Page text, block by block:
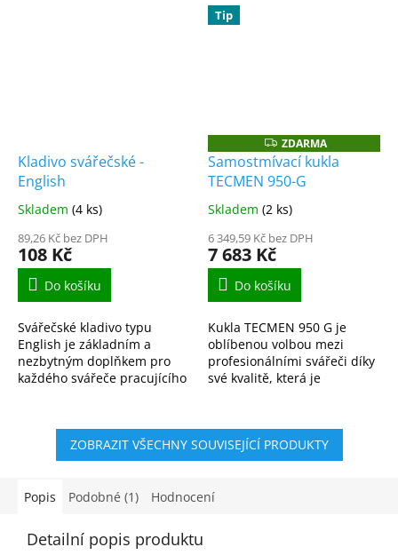
Kladivo svářečské -
English
Skladem (4 ks)
89,26 Kč bez DPH
108 Kč
Do košíku
Svářečské kladivo typu
English je základním a
nezbytným doplňkem pro
každého svářeče pracujícího
navrženo pro rychlé, účinné
Tip
Z
D
A
R
A
ZDARMA
Samostmívací kukla
TECMEN 950-G
Skladem (2 ks)
6 349,59 Kč bez DPH
7 683 Kč
Do košíku
Kukla TECMEN 950 G je
oblíbenou volbou mezi
profesionálními svářeči díky
své kvalitě, která je
G můžete také zakoupit v...
ZOBRAZIT VŠECHNY SOUVISEJÍCÍ PRODUKTY
Popis Podobné (1) Hodnocení
Detailní popis produktu